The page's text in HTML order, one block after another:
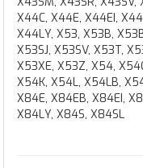
X44C, X44E, X44EI,
X44LY, X53, X53B,
X53SJ, X53SV, X53T,
X53XE, X53Z, X54,
X54K, X54L, X54LB,
X84E, X84EB, X84EI,
X84LY, X84S, X84SL